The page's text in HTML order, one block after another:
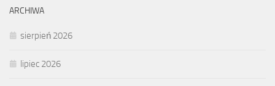
ARCHIWA
sierpień 2026
lipiec 2026